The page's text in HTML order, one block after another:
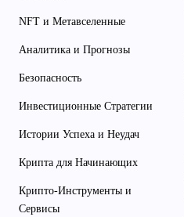
NFT и Метавселенные
Аналитика и Прогнозы
Безопасность
Инвестиционные Стратегии
Истории Успеха и Неудач
Крипта для Начинающих
Крипто-Инструменты и
Сервисы